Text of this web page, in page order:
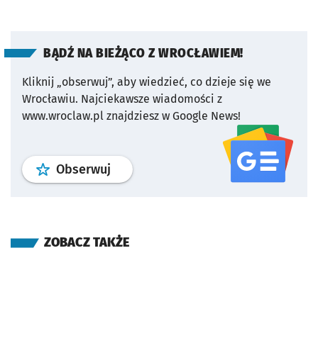
BĄDŹ NA BIEŻĄCO Z WROCŁAWIEM!
Kliknij „obserwuj”, aby wiedzieć, co dzieje się we
Wrocławiu. Najciekawsze wiadomości z
www.wroclaw.pl znajdziesz w Google News!
Obserwuj profil serwisu
ZOBACZ TAKŻE